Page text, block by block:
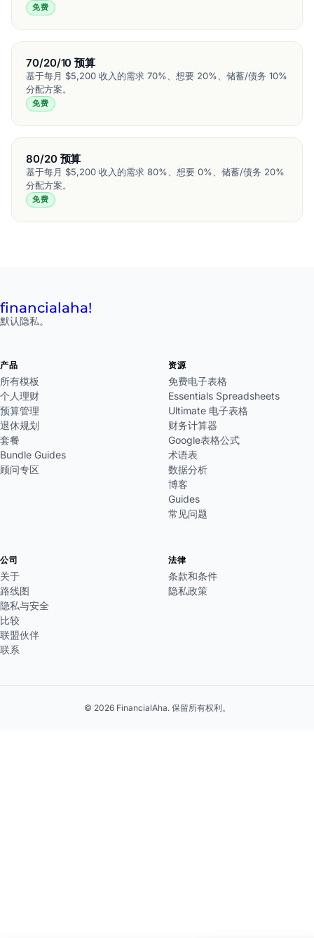
免费
70/20/10 预算
基于每月 $5,200 收入的需求 70%、想要 20%、储蓄/债务 10%
分配方案。
免费
80/20 预算
基于每月 $5,200 收入的需求 80%、想要 0%、储蓄/债务 20%
分配方案。
免费
financialaha!
默认隐私。
产品
所有模板
个人理财
预算管理
退休规划
套餐
Bundle Guides
顾问专区
资源
免费电子表格
Essentials Spreadsheets
Ultimate 电子表格
财务计算器
Google表格公式
术语表
数据分析
博客
Guides
常见问题
公司
关于
路线图
隐私与安全
比较
联盟伙伴
联系
法律
条款和条件
隐私政策
© 2026 FinancialAha. 保留所有权利。